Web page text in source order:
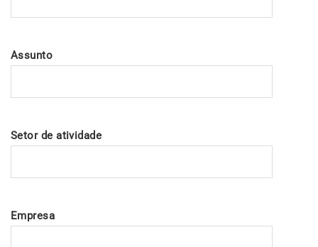
Assunto
Setor de atividade
Empresa